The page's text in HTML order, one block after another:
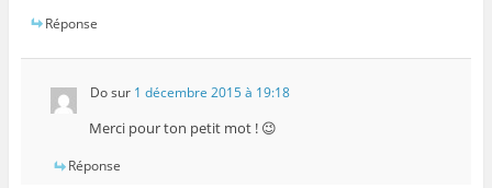
Réponse
Dosur 1 décembre 2015 à 19:18
Merci pour ton petit mot ! 😉
Réponse